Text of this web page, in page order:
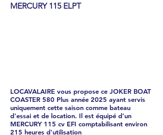
MERCURY 115 ELPT
LOCAVALAIRE vous propose ce JOKER BOAT
COASTER 580 Plus année 2025 ayant servis
uniquement cette saison comme bateau
d'essai et de location. Il est équipé d'un
MERCURY 115 cv EFI comptabilisant environ
215 heures d'utilisation